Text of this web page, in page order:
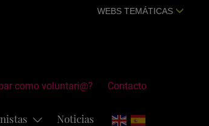
WEBS TEMÁTICAS
como voluntari@? Contacto
Noticias